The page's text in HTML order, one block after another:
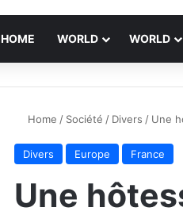
HOME WORLD WORLD
Home / Société / Divers / Une
Divers Europe France
Une